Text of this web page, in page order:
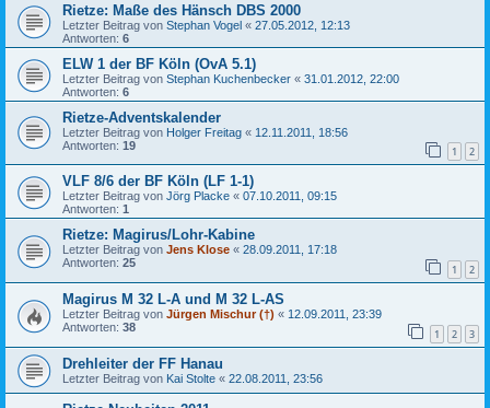
Rietze: Maße des Hänsch DBS 2000
Letzter Beitrag von Stephan Vogel « 27.05.2012, 12:13
Antworten: 6
ELW 1 der BF Köln (OvA 5.1)
Letzter Beitrag von Stephan Kuchenbecker « 31.01.2012, 22:00
Antworten: 6
Rietze-Adventskalender
Letzter Beitrag von Holger Freitag « 12.11.2011, 18:56
Antworten: 19 1 2
VLF 8/6 der BF Köln (LF 1-1)
Letzter Beitrag von Jörg Placke « 07.10.2011, 09:15
Antworten: 1
Rietze: Magirus/Lohr-Kabine
Letzter Beitrag von Jens Klose « 28.09.2011, 17:18
Antworten: 25 1 2
Magirus M 32 L-A und M 32 L-AS
Letzter Beitrag von Jürgen Mischur (†) « 12.09.2011, 23:39
Antworten: 38 1 2 3
Drehleiter der FF Hanau
Letzter Beitrag von Kai Stolte « 22.08.2011, 23:56